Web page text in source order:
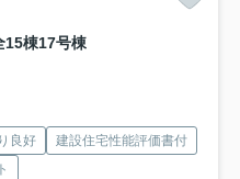
15棟17号棟
良好
建設住宅性能評価書付